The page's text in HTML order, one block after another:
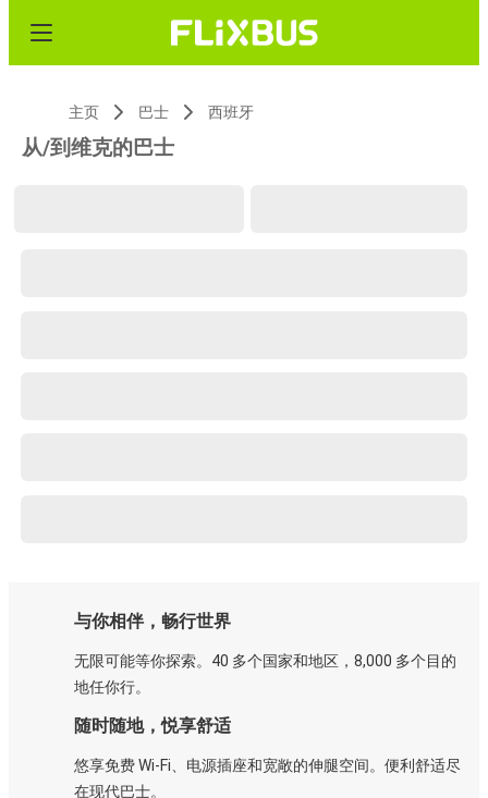
主页 巴士 西班牙
从/到维克的巴士
与你相伴，畅行世界
无限可能等你探索。40 多个国家和地区，8,000 多个目的
地任你行。
随时随地，悦享舒适
悠享免费 Wi-Fi、电源插座和宽敞的伸腿空间。便利舒适尽
在现代巴士。